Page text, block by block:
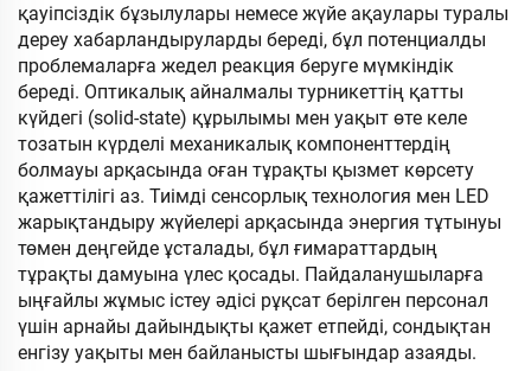
қауіпсіздік бұзылулары немесе жүйе ақаулары туралы
дереу хабарландыруларды береді, бұл потенциалды
проблемаларға жедел реакция беруге мүмкіндік
береді. Оптикалық айналмалы турникеттің қатты
күйдегі (solid-state) құрылымы мен уақыт өте келе
тозатын күрделі механикалық компоненттердің
болмауы арқасында оған тұрақты қызмет көрсету
қажеттілігі аз. Тиімді сенсорлық технология мен LED
жарықтандыру жүйелері арқасында энергия тұтынуы
төмен деңгейде ұсталады, бұл ғимараттардың
тұрақты дамуына үлес қосады. Пайдаланушыларға
ыңғайлы жұмыс істеу әдісі рұқсат берілген персонал
үшін арнайы дайындықты қажет етпейді, сондықтан
енгізу уақыты мен байланысты шығындар азаяды.